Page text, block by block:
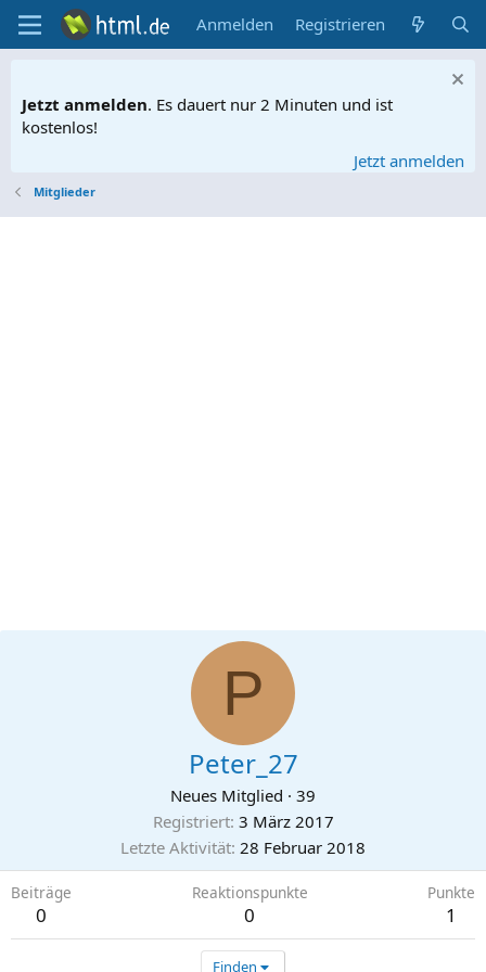
Anmelden Registrieren
Jetzt anmelden. Es dauert nur 2 Minuten und ist
kostenlos!
Jetzt anmelden
Mitglieder
P
Peter_27
Neues Mitglied · 39
Registriert 3 März 2017
Letzte Aktivität 28 Februar 2018
Beiträge
0
Reaktionspunkte
0
Punkte
1
Finden